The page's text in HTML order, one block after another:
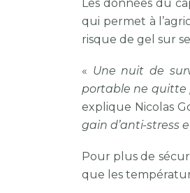
Les données du
qui permet à
risque de gel sur
« Une nuit de
portable ne quitte
explique Nicolas
gain d’anti-stress
Pour plus de
que les